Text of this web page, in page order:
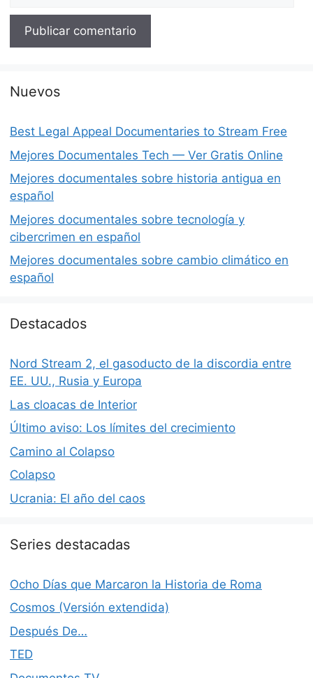
Nuevos
Best Legal Appeal Documentaries to Stream Free
Mejores Documentales Tech — Ver Gratis Online
Mejores documentales sobre historia antigua en
español
Mejores documentales sobre tecnología y
cibercrimen en español
Mejores documentales sobre cambio climático en
español
Destacados
Nord Stream 2, el gasoducto de la discordia entre
EE. UU., Rusia y Europa
Las cloacas de Interior
Último aviso: Los límites del crecimiento
Camino al Colapso
Colapso
Ucrania: El año del caos
Series destacadas
Ocho Días que Marcaron la Historia de Roma
Cosmos (Versión extendida)
Después De…
TED